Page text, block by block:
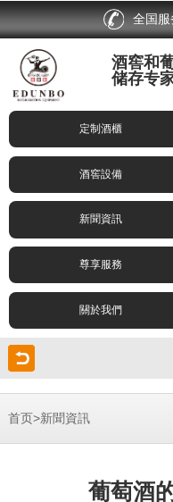
全国服
酒窖和
储存专
定制酒櫃
酒窖設備
新聞資訊
尊享服務
關於我們
首页>新聞資訊
葡萄酒